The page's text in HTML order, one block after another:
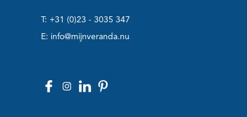
T: +31 (0)23 - 3035 347
E: info@mijnveranda.nu